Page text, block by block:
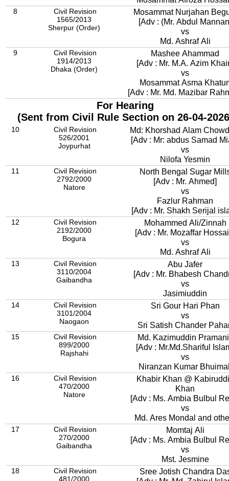
8
Civil Revision
1565/2013
Sherpur (Order)
Mosammat Nurjahan
[Adv : (Mr. Abdul
vs
Md. Ashraf Ali
9
Civil Revision
1914/2013
Dhaka (Order)
Mashee Ahammad
[Adv : Mr. M.A. Azim
vs
Mosammat Asma
[Adv : Mr. Md. Mazibar
For Hearing
(Sent from Civil Rule Section on 26-04-
10
Civil Revision
526/2001
Joypurhat
Md: Khorshad Alam
[Adv : Mr: abdus Samad
vs
Nilofa Yesmin
11
Civil Revision
2792/2000
Natore
North Bengal Sugar
[Adv : Mr. Ahmed]
vs
Fazlur Rahman
[Adv : Mr. Shakh Serijal
12
Civil Revision
2192/2000
Bogura
Mohammed Ali/Zinnah
[Adv : Mr. Mozaffar
vs
Md. Ashraf Ali
13
Civil Revision
3110/2004
Gaibandha
Abu Jafer
[Adv : Mr. Bhabesh
vs
Jasimiuddin
14
Civil Revision
3101/2004
Naogaon
Sri Gour Hari Phan
vs
Sri Satish Chander
15
Civil Revision
899/2000
Rajshahi
Md. Kazimuddin
[Adv : Mr.Md.Shariful
vs
Niranzan Kumar
16
Civil Revision
470/2000
Natore
Khabir Khan @
Khan
[Adv : Ms. Ambia Bulbul
vs
Md. Ares Mondal and
17
Civil Revision
270/2000
Gaibandha
Momtaj Ali
[Adv : Ms. Ambia Bulbul
vs
Mst. Jesmine
18
Civil Revision
481/2000
Sree Jotish Chandra